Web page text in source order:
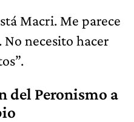
Macri. Me parece
No necesito hacer
del Peronismo a